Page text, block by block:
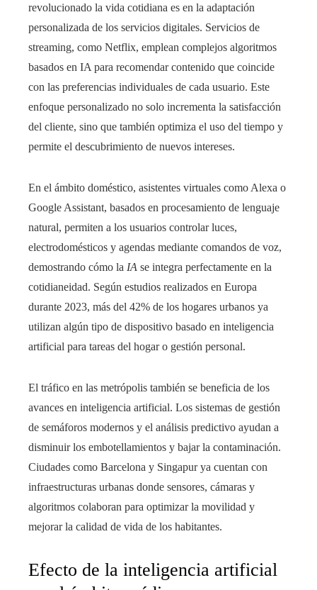
revolucionado la vida cotidiana es en la adaptación
personalizada de los servicios digitales. Servicios de
streaming, como Netflix, emplean complejos algoritmos
basados en IA para recomendar contenido que coincide
con las preferencias individuales de cada usuario. Este
enfoque personalizado no solo incrementa la satisfacción
del cliente, sino que también optimiza el uso del tiempo y
permite el descubrimiento de nuevos intereses.
En el ámbito doméstico, asistentes virtuales como Alexa o
Google Assistant, basados en procesamiento de lenguaje
natural, permiten a los usuarios controlar luces,
electrodomésticos y agendas mediante comandos de voz,
demostrando cómo la IA se integra perfectamente en la
cotidianeidad. Según estudios realizados en Europa
durante 2023, más del 42% de los hogares urbanos ya
utilizan algún tipo de dispositivo basado en inteligencia
artificial para tareas del hogar o gestión personal.
El tráfico en las metrópolis también se beneficia de los
avances en inteligencia artificial. Los sistemas de gestión
de semáforos modernos y el análisis predictivo ayudan a
disminuir los embotellamientos y bajar la contaminación.
Ciudades como Barcelona y Singapur ya cuentan con
infraestructuras urbanas donde sensores, cámaras y
algoritmos colaboran para optimizar la movilidad y
mejorar la calidad de vida de los habitantes.
Efecto de la inteligencia artificial